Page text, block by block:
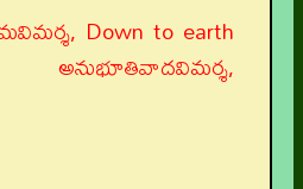
Down to earth